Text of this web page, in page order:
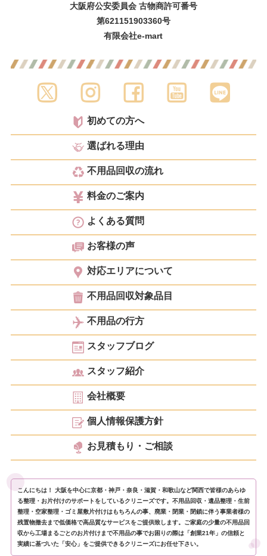
大阪府公安委員会 古物商許可番号
第621151903360号
有限会社e-mart
初めての方へ
選ばれる理由
不用品回収の流れ
料金のご案内
よくある質問
お客様の声
対応エリアについて
不用品回収対象品目
不用品の行方
スタッフブログ
スタッフ紹介
会社概要
個人情報保護方針
お見積もり・ご相談
こんにちは！ 大阪を中心に京都・神戸・奈良・滋賀・和歌山など関西で皆様のあらゆ
る整理・お片付けのサポートをしているクリニーズです。不用品回収・遺品整理・生前
整理・空家整理・ゴミ屋敷片付けはもちろんの事、廃業・閉業・閉鎖に伴う事業者様の
残置物撤去まで低価格で高品質なサービスをご提供致します。ご家庭の少量の不用品回
収から工場まるごとのお片付けまで不用品の事でお困りの際は「創業21年」の信頼と
実績に基づいた「安心」をご提供できるクリニーズにお任せ下さい。